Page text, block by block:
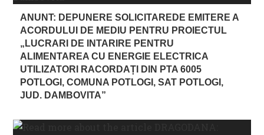
ANUNT: DEPUNERE SOLICITAREDE EMITERE A
ACORDULUI DE MEDIU PENTRU PROIECTUL
„LUCRARI DE INTARIRE PENTRU
ALIMENTAREA CU ENERGIE ELECTRICA
UTILIZATORI RACORDAȚI DIN PTA 6005
POTLOGI, COMUNA POTLOGI, SAT POTLOGI,
JUD. DAMBOVITA”